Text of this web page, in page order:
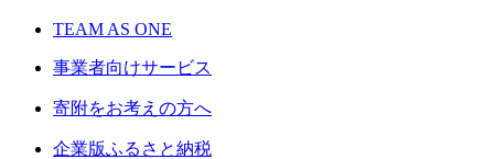
TEAM AS ONE
事業者向けサービス
寄附をお考えの方へ
企業版ふるさと納税